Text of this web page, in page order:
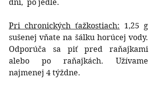
dní,  po jedle.
Pri chronických ťažkostiach: 1,25 g
sušenej vňate na šálku horúcej vody.
Odporúča sa piť pred raňajkami
alebo po raňajkách. Užívame
najmenej 4 týždne.